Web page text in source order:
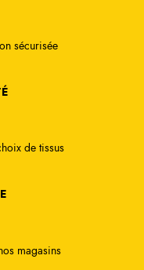
sécurisée
de tissus
magasins